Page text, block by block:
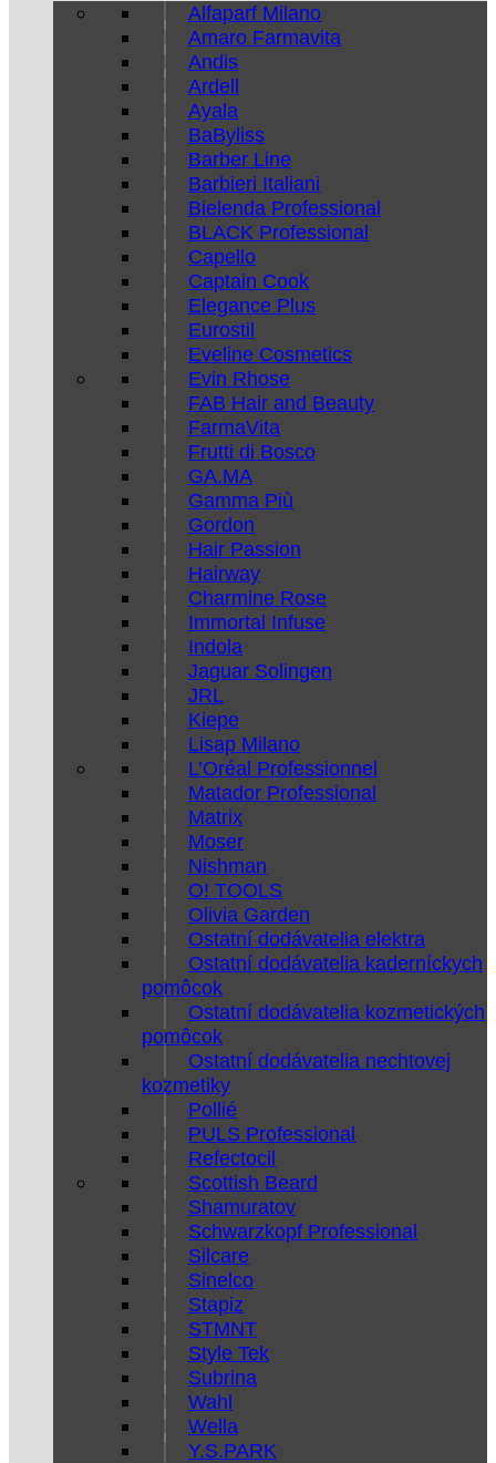
Alfaparf Milano
Amaro Farmavita
Andis
Ardell
Ayala
BaByliss
Barber Line
Barbieri Italiani
Bielenda Professional
BLACK Professional
Capello
Captain Cook
Elegance Plus
Eurostil
Eveline Cosmetics
Evin Rhose
FAB Hair and Beauty
FarmaVita
Frutti di Bosco
GA.MA
Gamma Più
Gordon
Hair Passion
Hairway
Charmine Rose
Immortal Infuse
Indola
Jaguar Solingen
JRL
Kiepe
Lisap Milano
L’Oréal Professionnel
Matador Professional
Matrix
Moser
Nishman
O! TOOLS
Olivia Garden
Ostatní dodávatelia elektra
Ostatní dodávatelia kaderníckych
pomôcok
Ostatní dodávatelia kozmetických
pomôcok
Ostatní dodávatelia nechtovej
kozmetiky
Pollié
PULS Professional
Refectocil
Scottish Beard
Shamuratov
Schwarzkopf Professional
Silcare
Sinelco
Stapiz
STMNT
Style Tek
Subrina
Wahl
Wella
Y.S.PARK